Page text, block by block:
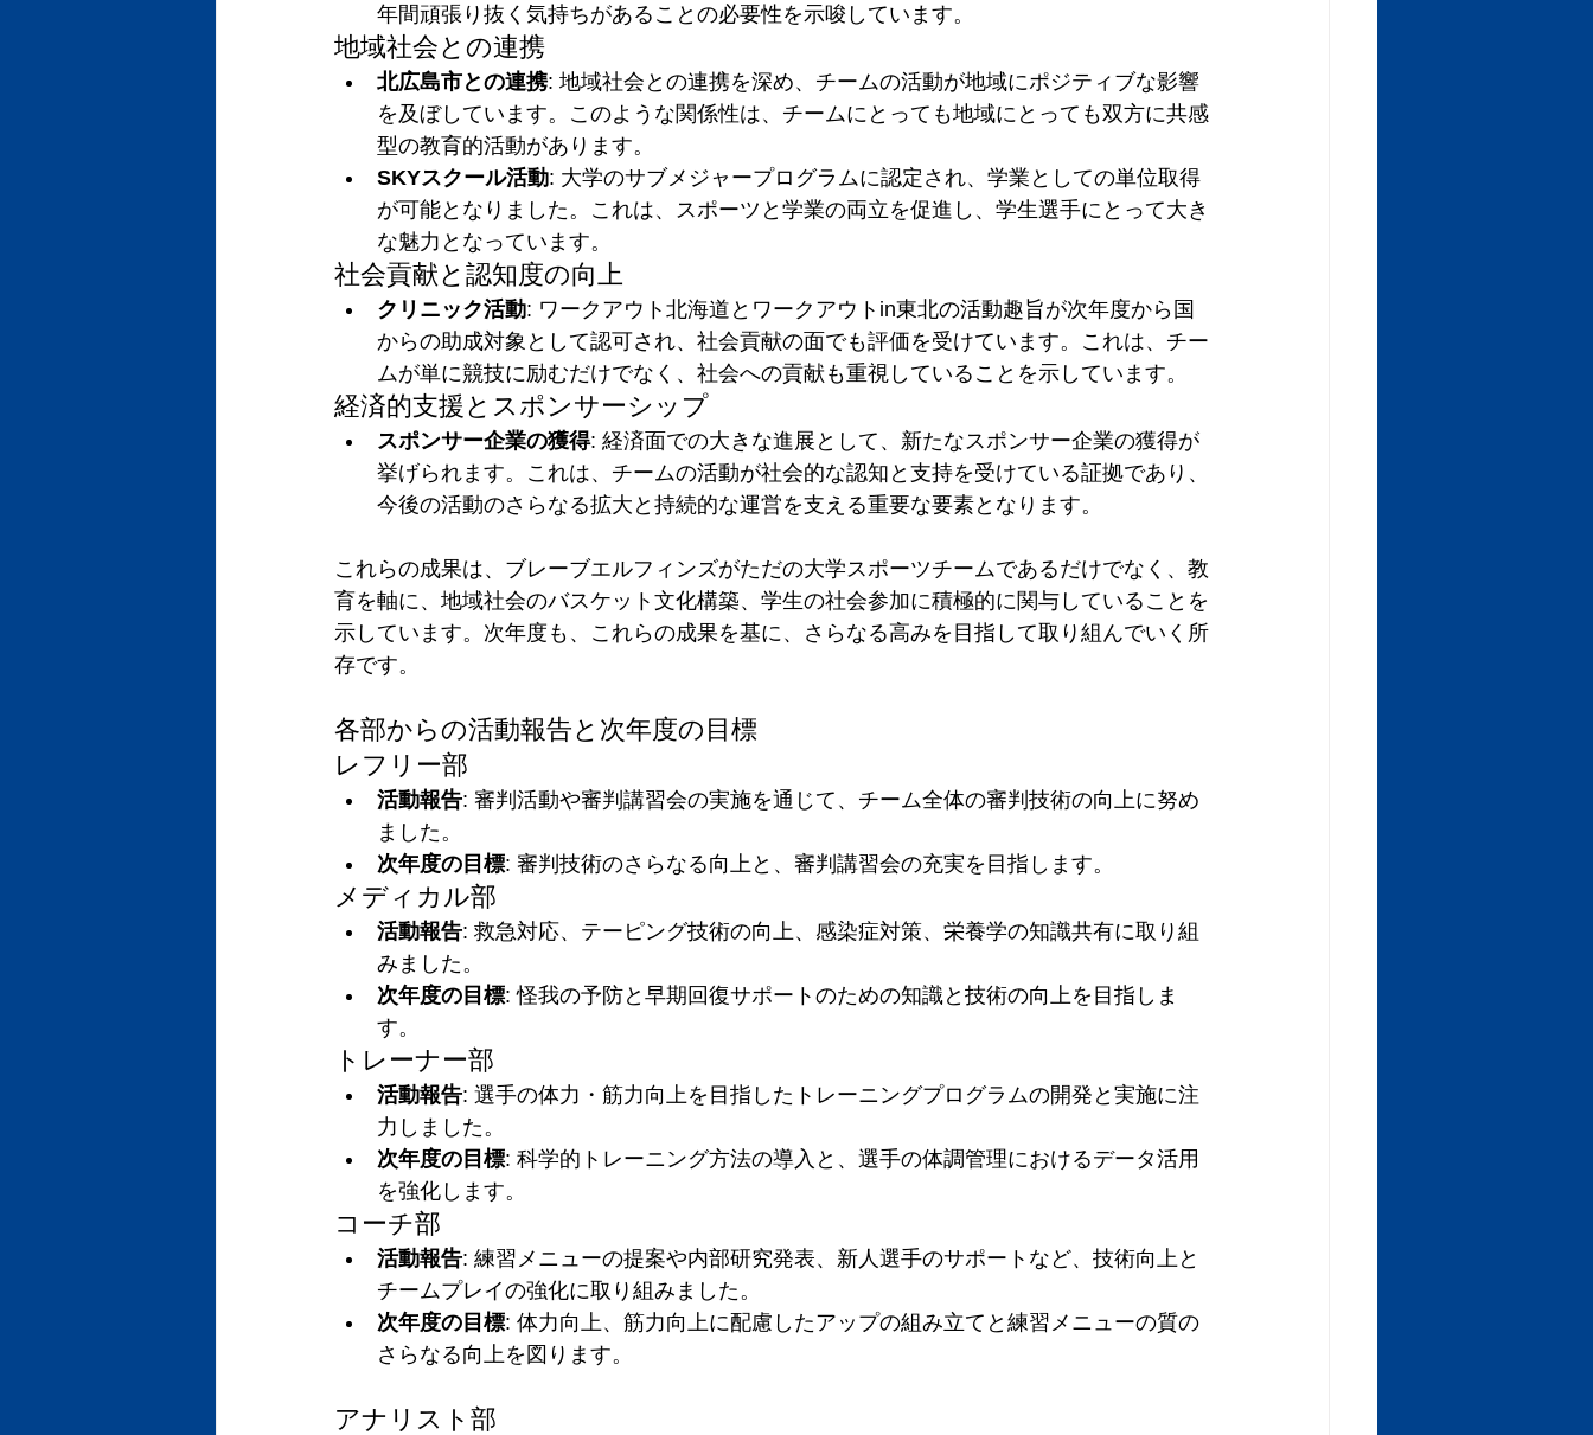
年間頑張り抜く気持ちがあることの必要性を示唆しています。
地域社会との連携
北広島市との連携: 地域社会との連携を深め、チームの活動が地域にポジティブな影響
を及ぼしています。このような関係性は、チームにとっても地域にとっても双方に共感
型の教育的活動があります。
SKYスクール活動: 大学のサブメジャープログラムに認定され、学業としての単位取得
が可能となりました。これは、スポーツと学業の両立を促進し、学生選手にとって大き
な魅力となっています。
社会貢献と認知度の向上
クリニック活動: ワークアウト北海道とワークアウトin東北の活動趣旨が次年度から国
からの助成対象として認可され、社会貢献の面でも評価を受けています。これは、チー
ムが単に競技に励むだけでなく、社会への貢献も重視していることを示しています。
経済的支援とスポンサーシップ
スポンサー企業の獲得: 経済面での大きな進展として、新たなスポンサー企業の獲得が
挙げられます。これは、チームの活動が社会的な認知と支持を受けている証拠であり、
今後の活動のさらなる拡大と持続的な運営を支える重要な要素となります。
これらの成果は、ブレーブエルフィンズがただの大学スポーツチームであるだけでなく、教
育を軸に、地域社会のバスケット文化構築、学生の社会参加に積極的に関与していることを
示しています。次年度も、これらの成果を基に、さらなる高みを目指して取り組んでいく所
存です。
各部からの活動報告と次年度の目標
レフリー部
活動報告: 審判活動や審判講習会の実施を通じて、チーム全体の審判技術の向上に努め
ました。
次年度の目標: 審判技術のさらなる向上と、審判講習会の充実を目指します。
メディカル部
活動報告: 救急対応、テーピング技術の向上、感染症対策、栄養学の知識共有に取り組
みました。
次年度の目標: 怪我の予防と早期回復サポートのための知識と技術の向上を目指しま
す。
トレーナー部
活動報告: 選手の体力・筋力向上を目指したトレーニングプログラムの開発と実施に注
力しました。
次年度の目標: 科学的トレーニング方法の導入と、選手の体調管理におけるデータ活用
を強化します。
コーチ部
活動報告: 練習メニューの提案や内部研究発表、新人選手のサポートなど、技術向上と
チームプレイの強化に取り組みました。
次年度の目標: 体力向上、筋力向上に配慮したアップの組み立てと練習メニューの質の
さらなる向上を図ります。
アナリスト部